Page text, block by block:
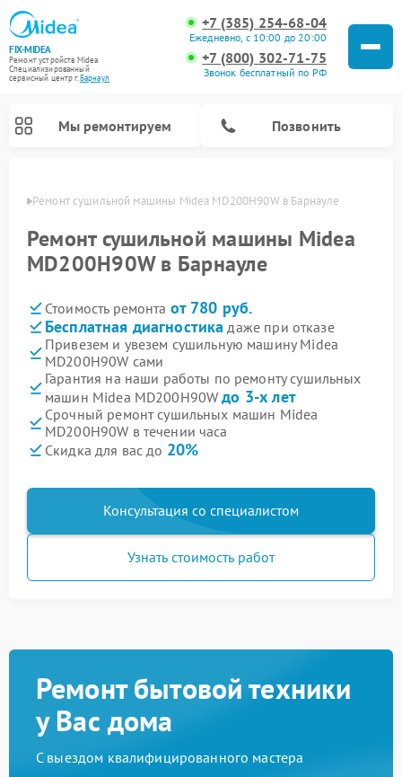
FIX-MIDEA
Ремонт устройств Midea
Специализированный
cервисный центр г.Барнаул
+7 (385) 254-68-04
Ежедневно, с 10:00 до 20:00
+7 (800) 302-71-75
Звонок бесплатный по РФ
Мы ремонтируем Позвонить
Ремонт сушильной машины Midea MD200H90W в Барнауле
Ремонт сушильной машины Midea
MD200H90W в Барнауле
Стоимость ремонта от 780 руб.
Бесплатная диагностика даже при отказе
Привезем и увезем сушильную машину Midea
MD200H90W сами
Гарантия на наши работы по ремонту сушильных
машин Midea MD200H90Wдо 3-х лет
Срочный ремонт сушильных машин Midea
MD200H90W в течении часа
Скидка для вас до 20%
Консультация со специалистом
Узнать стоимость работ
Ремонт бытовой техники
у Вас дома
С выездом квалифицированного мастера